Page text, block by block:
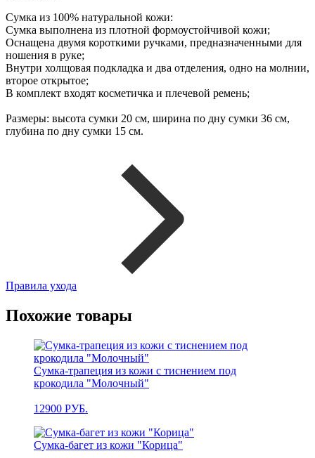
Сумка из 100% натуральной кожи:
Сумка выполнена из плотной формоустойчивой кожи;
Оснащена двумя короткими ручками, предназначенными для
ношения в руке;
Внутри холщовая подкладка и два отделения, одно на молнии,
второе открытое;
В комплект входят косметичка и плечевой ремень;
Размеры: высота сумки 20 см, ширина по дну сумки 36 см,
глубина по дну сумки 15 см.
Правила ухода
Похожие товары
Сумка-трапеция из кожи с тиснением под
крокодила "Молочный"
12900 РУБ.
Сумка-багет из кожи "Корица"